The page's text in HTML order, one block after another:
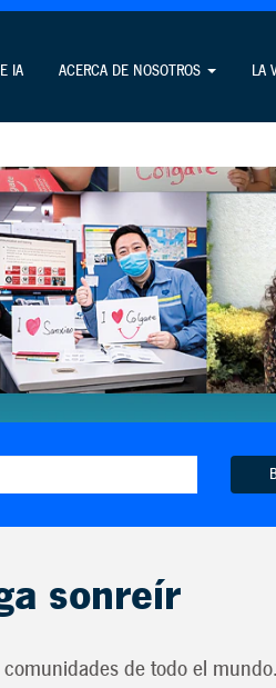
IA ACERCA DE NOSOTROS LA
sonreír
de todo el